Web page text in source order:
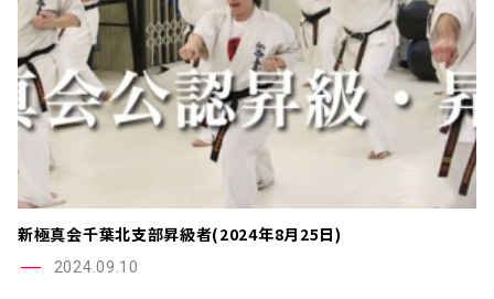
新極真会千葉北支部昇級者(2024年8月25日)
2024.09.10